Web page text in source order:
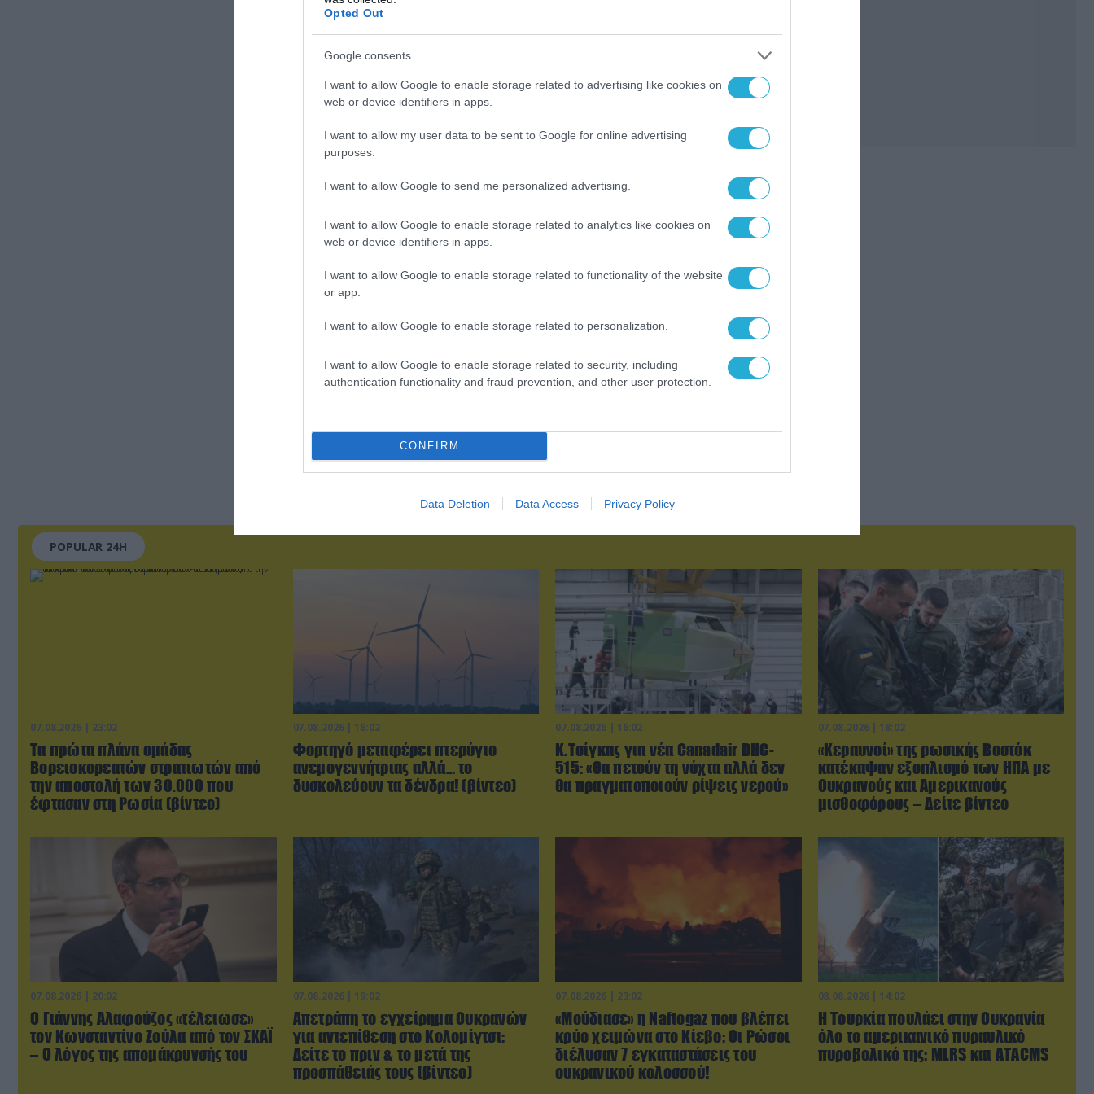
Opted Out
Google consents
I want to allow Google to enable storage related to advertising like cookies on
web or device identifiers in apps.
I want to allow my user data to be sent to Google for online advertising
purposes.
I want to allow Google to send me personalized advertising.
I want to allow Google to enable storage related to analytics like cookies on
web or device identifiers in apps.
I want to allow Google to enable storage related to functionality of the website
or app.
I want to allow Google to enable storage related to personalization.
I want to allow Google to enable storage related to security, including
authentication functionality and fraud prevention, and other user protection.
CONFIRM
Data Deletion Data Access Privacy Policy
POPULAR 24H
07.08.2026 | 23:02
Τα πρώτα πλάνα ομάδας
Βορειοκορεατών στρατιωτών από
την αποστολή των 30.000 που
έφτασαν στη Ρωσία (βίντεο)
07.08.2026 | 16:02
Φορτηγό μεταφέρει πτερύγιο
ανεμογεννήτριας αλλά… το
δυσκολεύουν τα δένδρα! (βίντεο)
07.08.2026 | 16:02
Κ.Τσίγκας για νέα Canadair DHC-
515: «Θα πετούν τη νύχτα αλλά δεν
θα πραγματοποιούν ρίψεις νερού»
07.08.2026 | 18:02
«Κεραυνοί» της ρωσικής Βοστόκ
κατέκαψαν εξοπλισμό των ΗΠΑ με
Ουκρανούς και Αμερικανούς
μισθοφόρους – Δείτε βίντεο
07.08.2026 | 20:02
Ο Γιάννης Αλαφούζος «τέλειωσε»
τον Κωνσταντίνο Ζούλα από τον ΣΚΑΪ
– Ο λόγος της απομάκρυνσής του
07.08.2026 | 19:02
Απετράπη το εγχείρημα Ουκρανών
για αντεπίθεση στο Κολομίγτσι:
Δείτε το πριν & το μετά της
προσπάθειάς τους (βίντεο)
07.08.2026 | 23:02
«Μούδιασε» η Naftogaz που βλέπει
κρύο χειμώνα στο Κίεβο: Οι Ρώσοι
διέλυσαν 7 εγκαταστάσεις του
ουκρανικού κολοσσού!
08.08.2026 | 14:02
Η Τουρκία πουλάει στην Ουκρανία
όλο το αμερικανικό πυραυλικό
πυροβολικό της: MLRS και ΑΤΑCMS